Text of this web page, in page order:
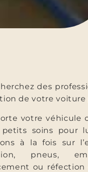
des
de votre voiture
votre véhicule
soins pour
à la fois sur
pneus,
ou